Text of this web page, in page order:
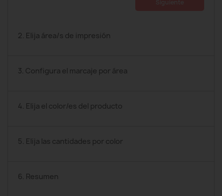
2. Elija área/s de impresión
3. Configura el marcaje por área
4. Elija el color/es del producto
5. Elija las cantidades por color
6. Resumen